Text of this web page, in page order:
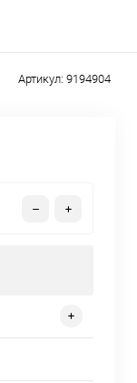
Артикул: 9194904